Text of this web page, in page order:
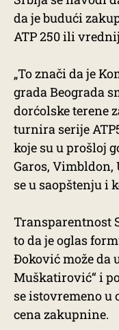
da je budući
ATP 250 ili
„To znači da je
grada Beograda
dorćolske terene
turnira serije
koje su u prošloj
Garos, Vimbldon,
se u saopštenju i
Transparentnost
to da je oglas
Đoković može da
Muškatirović“ i
se istovremeno u
cena zakupnine.